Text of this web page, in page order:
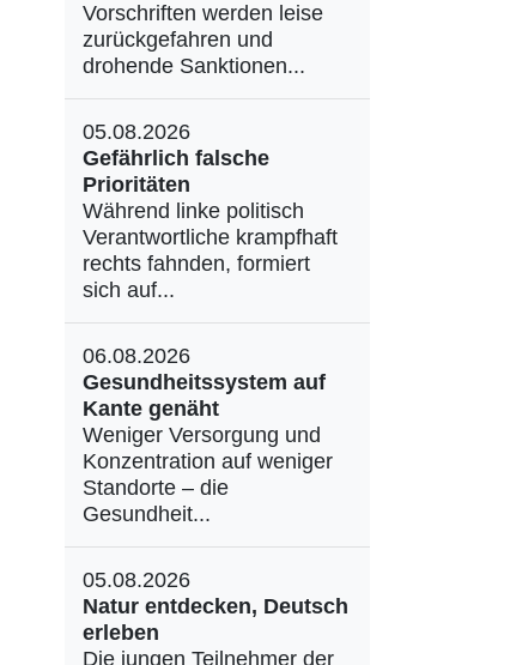
Vorschriften werden leise
zurückgefahren und
drohende Sanktionen...
05.08.2026
Gefährlich falsche
Prioritäten
Während linke politisch
Verantwortliche krampfhaft
rechts fahnden, formiert
sich auf...
06.08.2026
Gesundheitssystem auf
Kante genäht
Weniger Versorgung und
Konzentration auf weniger
Standorte – die
Gesundheit...
05.08.2026
Natur entdecken, Deutsch
erleben
Die jungen Teilnehmer der